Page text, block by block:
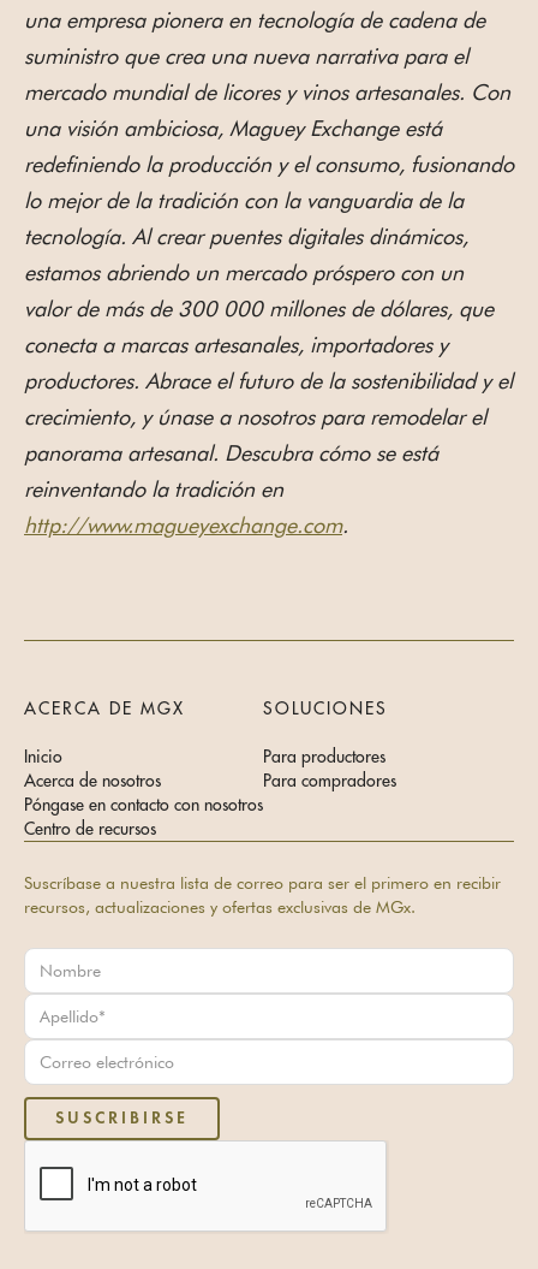
una empresa pionera en tecnología de cadena de
suministro que crea una nueva narrativa para el
mercado mundial de licores y vinos artesanales. Con
una visión ambiciosa, Maguey Exchange está
redefiniendo la producción y el consumo, fusionando
lo mejor de la tradición con la vanguardia de la
tecnología. Al crear puentes digitales dinámicos,
estamos abriendo un mercado próspero con un
valor de más de 300 000 millones de dólares, que
conecta a marcas artesanales, importadores y
productores. Abrace el futuro de la sostenibilidad y el
crecimiento, y únase a nosotros para remodelar el
panorama artesanal. Descubra cómo se está
reinventando la tradición en
http://www.magueyexchange.com.
ACERCA DE MGX
Inicio
Acerca de nosotros
Póngase en contacto con nosotros
Centro de recursos
SOLUCIONES
Para productores
Para compradores
Suscríbase a nuestra lista de correo para ser el primero en recibir
recursos, actualizaciones y ofertas exclusivas de MGx.